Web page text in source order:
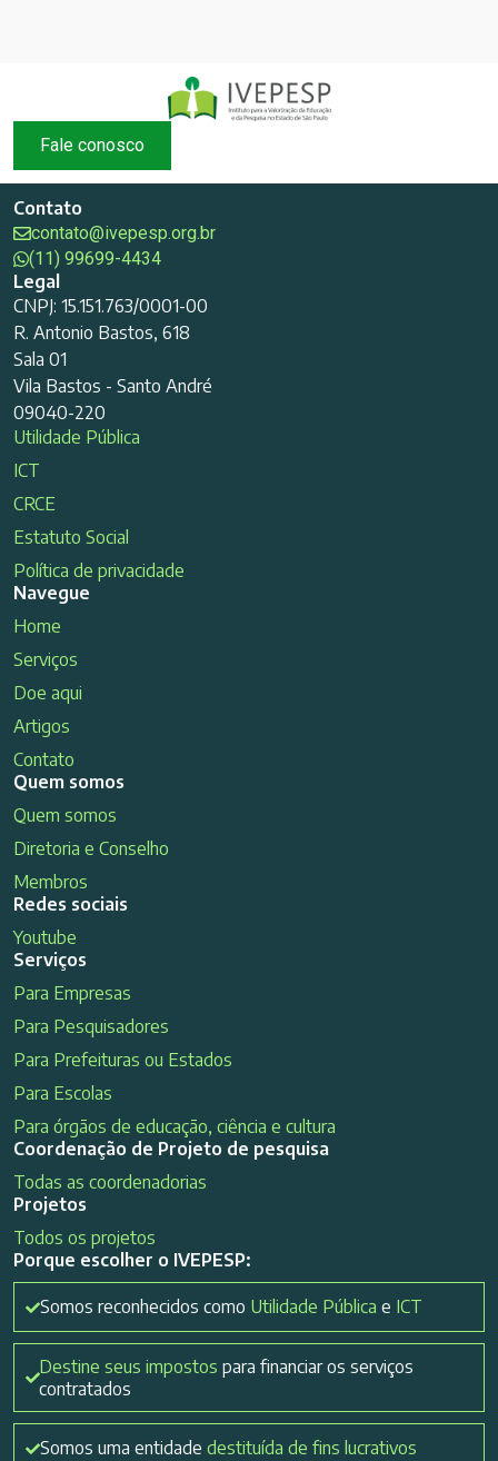
Fale conosco
Contato
contato@ivepesp.org.br
(11) 99699-4434
Legal
CNPJ: 15.151.763/0001-00
R. Antonio Bastos, 618
Sala 01
Vila Bastos - Santo André
09040-220
Utilidade Pública
ICT
CRCE
Estatuto Social
Política de privacidade
Navegue
Home
Serviços
Doe aqui
Artigos
Contato
Quem somos
Quem somos
Diretoria e Conselho
Membros
Redes sociais
Youtube
Serviços
Para Empresas
Para Pesquisadores
Para Prefeituras ou Estados
Para Escolas
Para órgãos de educação, ciência e cultura
Coordenação de Projeto de pesquisa
Todas as coordenadorias
Projetos
Todos os projetos
Porque escolher o IVEPESP:
Somos reconhecidos como Utilidade Pública e ICT
Destine seus impostos para financiar os serviços
contratados
Somos uma entidade destituída de fins lucrativos